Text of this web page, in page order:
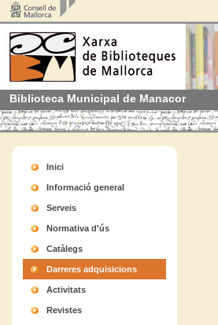
Biblioteca Municipal de Manacor
Inici
Informació general
Serveis
Normativa d'ús
Catàlegs
Darreres adquisicions
Activitats
Revistes